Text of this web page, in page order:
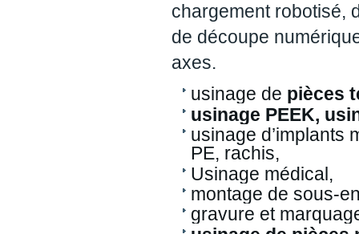
chargement robotisé,
de découpe
axes.
usinage de pièces
usinage PEEK,
usinage d’implants
PE, rachis,
Usinage médical,
montage de sous-
gravure et